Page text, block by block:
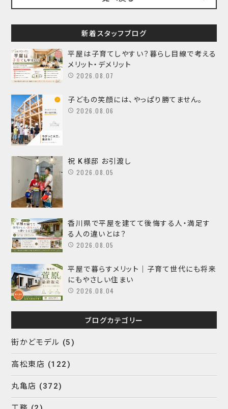
新着スタッフブログ
平屋は子育てしやすい？暮らし目線で考える
メリット・デメリット
2026.08.07
子どもの笑顔には、やっぱり勝てません。
2026.08.06
祝 K様邸 お引渡し
2026.08.05
香川県で平屋を建てて後悔する人・満足す
る人の違いとは？
2026.08.05
平屋で暮らすメリット｜子育て世代にも将来
にもやさしい住まい
2026.08.04
ブログカテゴリー
街かどモデル (5)
高松東店 (122)
丸亀店 (372)